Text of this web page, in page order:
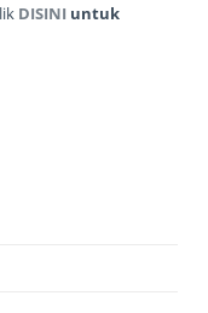
DISINI untuk